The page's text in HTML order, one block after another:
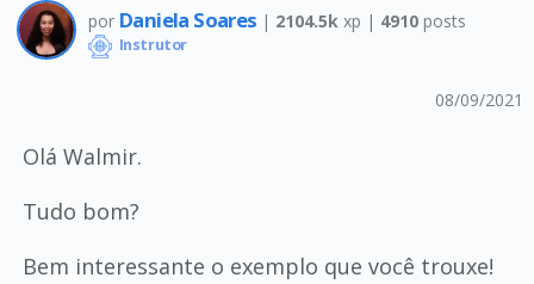
por Daniela Soares | 2104.5k xp | 4910posts
Instrutor
08/09/2021
Olá Walmir.
Tudo bom?
Bem interessante o exemplo que você trouxe!